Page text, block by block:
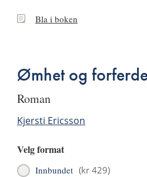
BlaBla i boken
Ømhet og
roman
Kjersti Ericsson
Velg format
Innbundet (kr 429)